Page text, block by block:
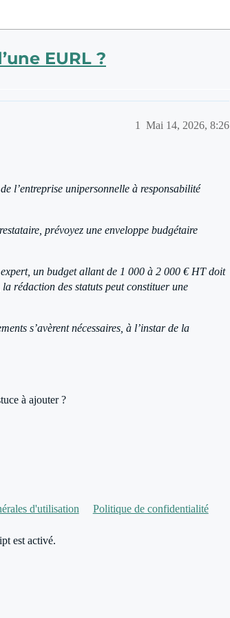
EURL ?
Mai 14, 2026, 8:26
1
l’entreprise unipersonnelle à responsabilité
prévoyez une enveloppe budgétaire
un budget allant de 1 000 à 2 000 € HT doit
rédaction des statuts peut constituer une
s’avèrent nécessaires, à l’instar de la
à ajouter ?
d'utilisation Politique de confidentialité
est activé.